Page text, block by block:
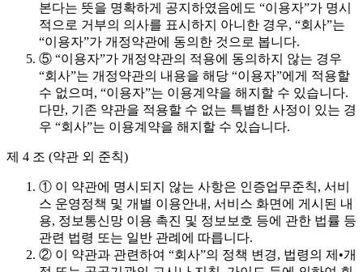
본다는 뜻을 명확하게 공지하였음에도 “이용자”가 명시
적으로 거부의 의사를 표시하지 아니한 경우, “회사”는
“이용자”가 개정약관에 동의한 것으로 봅니다.
⑤ “이용자”가 개정약관의 적용에 동의하지 않는 경우
“회사”는 개정약관의 내용을 해당 “이용자”에게 적용할
수 없으며, “이용자”는 이용계약을 해지할 수 있습니다.
다만, 기존 약관을 적용할 수 없는 특별한 사정이 있는 경
우 “회사”는 이용계약을 해지할 수 있습니다.
제 4 조 (약관 외 준칙)
① 이 약관에 명시되지 않는 사항은 인증업무준칙, 서비
스 운영정책 및 개별 이용안내, 서비스 화면에 게시된 내
용, 정보통신망 이용 촉진 및 정보보호 등에 관한 법률 등
관련 법령 또는 일반 관례에 따릅니다.
② 이 약관과 관련하여 “회사”의 정책 변경, 법령의 제•개